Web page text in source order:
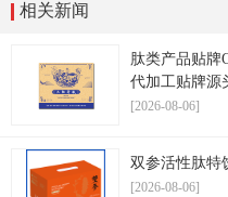
相关新闻
肽类产品贴牌
代加工贴牌源
[2026-08-06]
双参活性肽特
[2026-08-06]